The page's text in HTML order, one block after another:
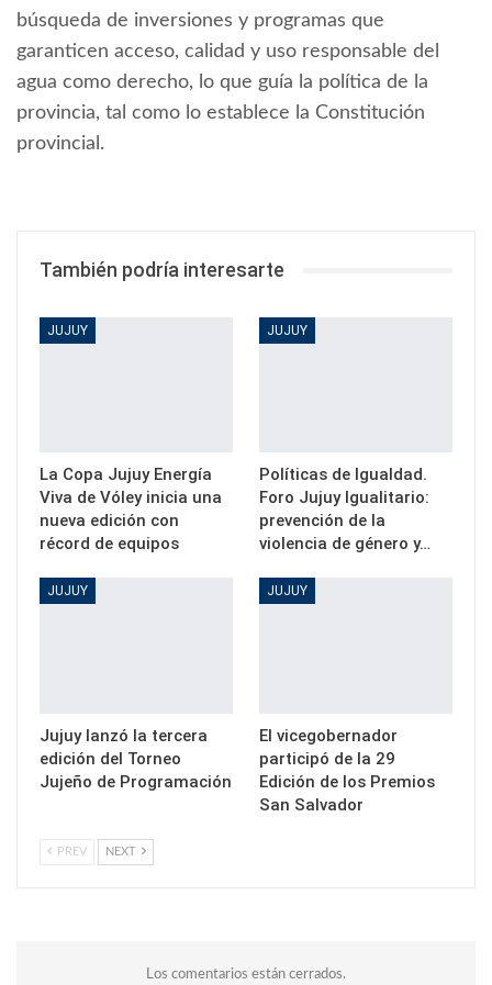
búsqueda de inversiones y programas que
garanticen acceso, calidad y uso responsable del
agua como derecho, lo que guía la política de la
provincia, tal como lo establece la Constitución
provincial.
También podría interesarte
JUJUY
La Copa Jujuy Energía
Viva de Vóley inicia una
nueva edición con
récord de equipos
JUJUY
Políticas de Igualdad.
Foro Jujuy Igualitario:
prevención de la
violencia de género y…
JUJUY
Jujuy lanzó la tercera
edición del Torneo
Jujeño de Programación
JUJUY
El vicegobernador
participó de la 29
Edición de los Premios
San Salvador
PREV NEXT
Los comentarios están cerrados.